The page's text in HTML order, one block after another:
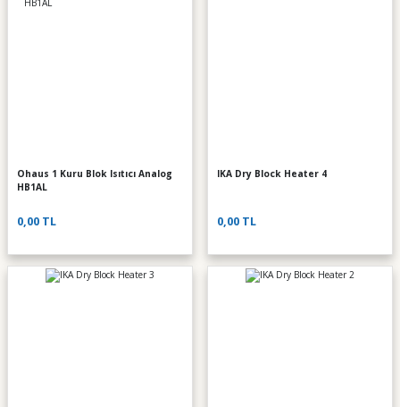
Ohaus 1 Kuru Blok Isıtıcı Analog
HB1AL
0,00 TL
IKA Dry Block Heater 4
0,00 TL